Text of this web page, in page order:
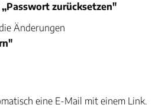
„Passwort zurücksetzen"
Änderungen
eine E-Mail mit einem Link.